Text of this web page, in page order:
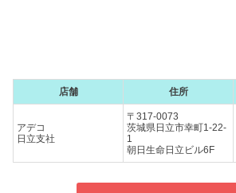
店舗 住所
アデコ
日立支社
〒317-0073
茨城県日立市幸町1-22-
1
朝日生命日立ビル6F